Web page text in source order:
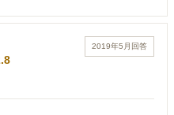
2019年5月 回答